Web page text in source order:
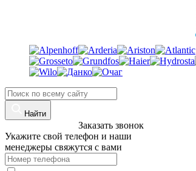
Найти
Заказать звонок
Укажите свой телефон и наши
менеджеры свяжутся с вами